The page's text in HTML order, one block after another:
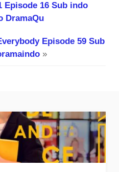
Episode 16 Sub indo
DramaQu
Episode 59 Sub
»